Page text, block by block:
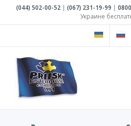
content
(044) 502-00-52 | (067) 231-19-99 | 0800
Украине